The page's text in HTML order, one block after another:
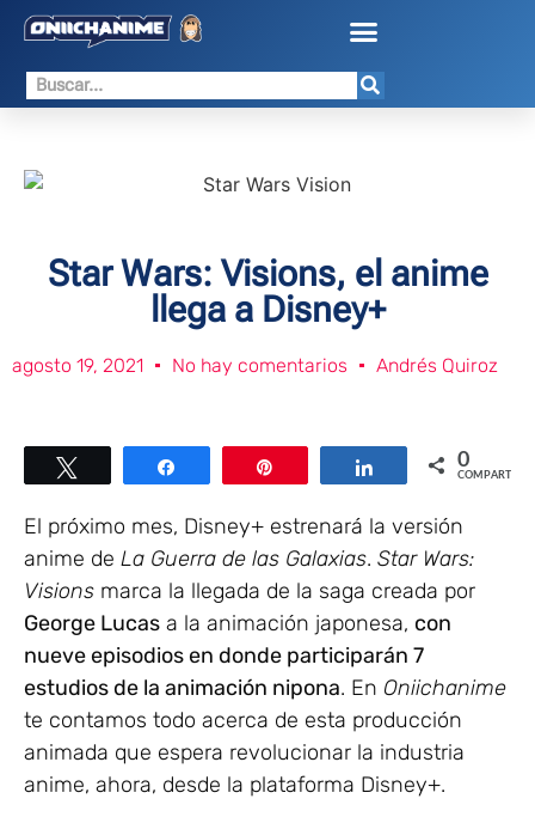
Star Wars: Visions, el anime
llega a Disney+
agosto 19, 2021 No hay comentarios Andrés Quiroz
Compartir Compartir0
COMPARTIR
El próximo mes, Disney+ estrenará la versión
anime de La Guerra de las Galaxias. Star Wars:
Visions marca la llegada de la saga creada por
George Lucas a la animación japonesa, con
nueve episodios en donde participarán 7
estudios de la animación nipona. En Oniichanime
te contamos todo acerca de esta producción
animada que espera revolucionar la industria
anime, ahora, desde la plataforma Disney+.